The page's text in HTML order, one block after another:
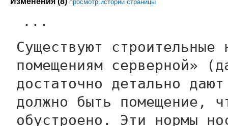
просмотр истории страницы
...
Существуют
помещениям серверной»
достаточно детально
должно быть помещение,
обустроено. Эти нормы